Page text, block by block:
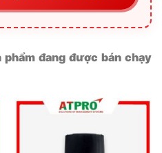
đang được bán chạy